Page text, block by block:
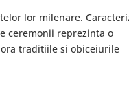
lor milenare.
ceremonii reprezinta o
traditiile si obiceiurile